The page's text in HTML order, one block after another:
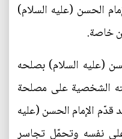
الحسن (عليه السلام)
خاصة.
(عليه السلام) بصلحه
الشخصية على مصلحة
قدّم الإمام الحسن (عليه
نفسه وتحمّل تجاسر